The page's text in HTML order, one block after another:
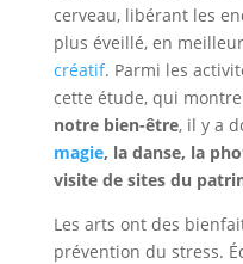
cerveau, libérant les
plus éveillé, en
créatif. Parmi les
cette étude, qui
notre bien-être, il y a
magie, la danse, la
visite de sites du
Les arts ont des
prévention du stress.